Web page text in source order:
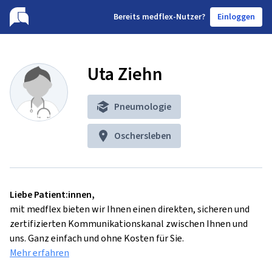
Bereits medflex-Nutzer? Einloggen
Uta Ziehn
Pneumologie
Oschersleben
Liebe Patient:innen,
mit medflex bieten wir Ihnen einen direkten, sicheren und
zertifizierten Kommunikationskanal zwischen Ihnen und
uns. Ganz einfach und ohne Kosten für Sie.
Mehr erfahren